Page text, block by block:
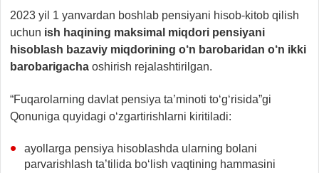
2023 yil 1 yanvardan boshlab pensiyani hisob-kitob qilish
uchun ish haqining maksimal miqdori pensiyani
hisoblash bazaviy miqdorining o‘n barobaridan o‘n ikki
barobarigacha oshirish rejalashtirilgan.
“Fuqarolarning davlat pensiya ta’minoti to‘g‘risida”gi
Qonuniga quyidagi o‘zgartirishlarni kiritiladi:
ayollarga pensiya hisoblashda ularning bolani
parvarishlash ta’tilida bo‘lish vaqtining hammasini